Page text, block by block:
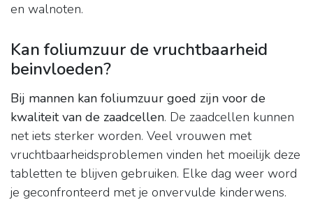
en walnoten.
Kan foliumzuur de vruchtbaarheid
beinvloeden?
Bij mannen kan foliumzuur goed zijn voor de
kwaliteit van de zaadcellen. De zaadcellen kunnen
net iets sterker worden. Veel vrouwen met
vruchtbaarheidsproblemen vinden het moeilijk deze
tabletten te blijven gebruiken. Elke dag weer word
je geconfronteerd met je onvervulde kinderwens.